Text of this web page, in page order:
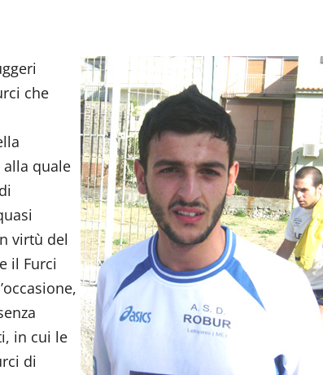
che
quale
virtù del
il Furci
in cui le
di